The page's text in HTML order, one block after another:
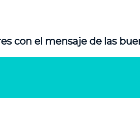
con el mensaje de las